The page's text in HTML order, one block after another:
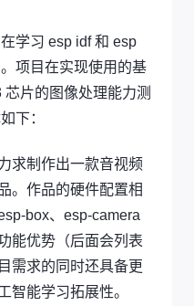
学习 esp idf 和 esp
项目在实现使用的基
片的图像处理能力测
下：
求制作出一款音视频
。作品的硬件配置相
box、esp-camera
能优势（后面会列表
需求的同时还具备更
智能学习拓展性。